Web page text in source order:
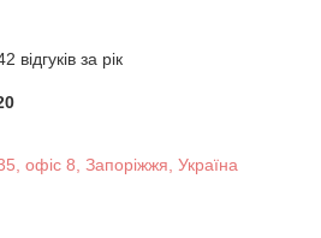
відгуків за рік
офіс 8, Запоріжжя, Україна